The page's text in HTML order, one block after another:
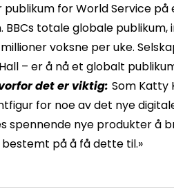
for World Service på
BBCs totale globale publikum,
voksne per uke.
– er å nå et globalt
det er viktig: Som Katty
for noe av det nye
spennende nye produkter å
bestemt på å få dette til.»